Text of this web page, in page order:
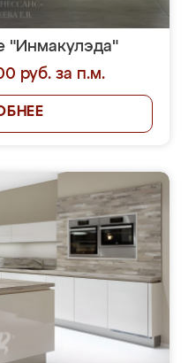
"Инмакулэда"
руб. за п.м.